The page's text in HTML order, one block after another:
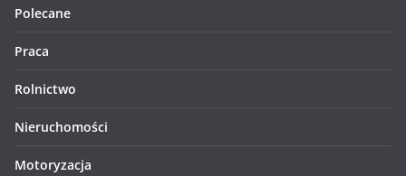
Polecane
Praca
Rolnictwo
Nieruchomości
Motoryzacja